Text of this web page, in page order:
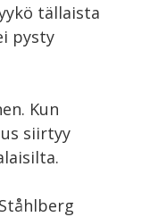
tällaista
pysty
Kun
siirtyy